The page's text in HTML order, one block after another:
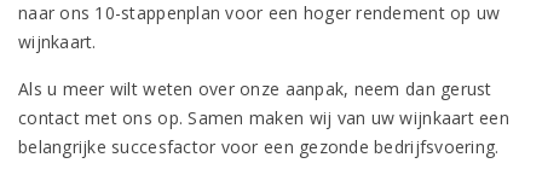
naar ons 10-stappenplan voor een hoger rendement op uw
wijnkaart.
Als u meer wilt weten over onze aanpak, neem dan gerust
contact met ons op. Samen maken wij van uw wijnkaart een
belangrijke succesfactor voor een gezonde bedrijfsvoering.